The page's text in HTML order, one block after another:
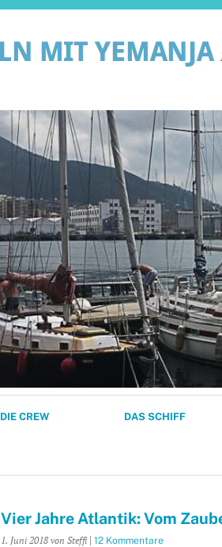
DIE CREW DAS SCHIFF
Vier Jahre Atlantik: Vom
1. Juni 2018von Steffi| 12 Kommentare